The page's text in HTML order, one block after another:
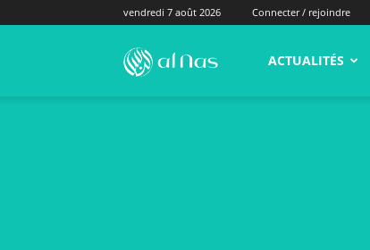
vendredi 7 août 2026 Connecter / rejoindre
alNas.fr ACTUALITÉS